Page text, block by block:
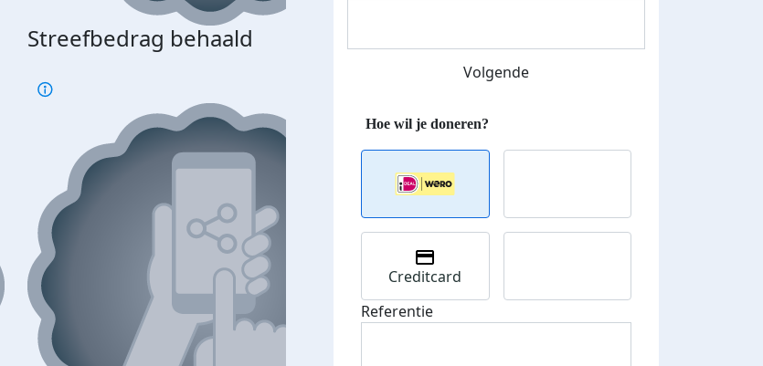
Streefbedrag behaald
Volgende
Creditcard
Referentie